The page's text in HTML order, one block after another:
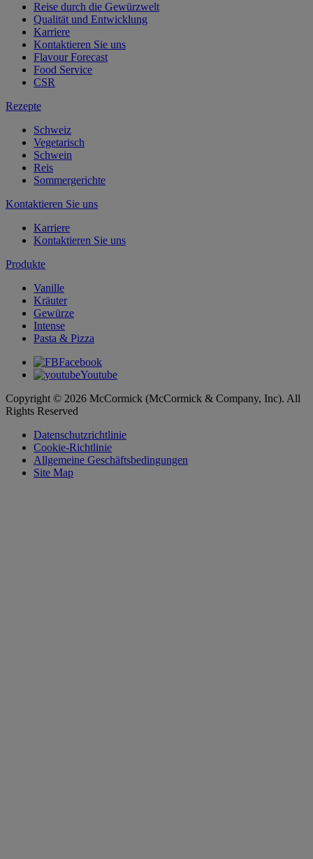
Reise durch die Gewürzwelt
Qualität und Entwicklung
Karriere
Kontaktieren Sie uns
Flavour Forecast
Food Service
CSR
Rezepte
Schweiz
Vegetarisch
Schwein
Reis
Sommergerichte
Kontaktieren Sie uns
Karriere
Kontaktieren Sie uns
Produkte
Vanille
Kräuter
Gewürze
Intense
Pasta & Pizza
Facebook
Youtube
Copyright © 2026 McCormick (McCormick & Company, Inc). All
Rights Reserved
Datenschutzrichtlinie
Cookie-Richtlinie
Allgemeine Geschäftsbedingungen
Site Map